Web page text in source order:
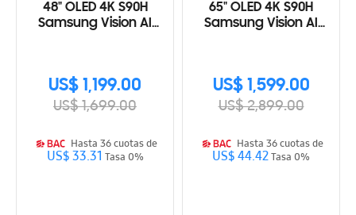
48" OLED 4K S90H
Samsung Vision AI
US$ 1,199.00
US$ 1,699.00
Hasta 36 cuotas de
US$ 33.31 Tasa 0%
65" OLED 4K S90H
Samsung Vision AI
US$ 1,599.00
US$ 2,899.00
Hasta 36 cuotas de
US$ 44.42Tasa 0%